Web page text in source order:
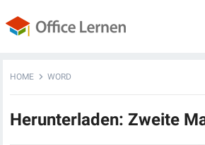
HOME WORD
Herunterladen: Zweite